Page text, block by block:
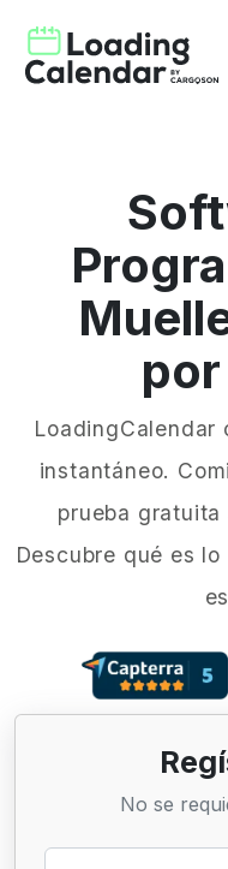
por
LoadingCalendar
instantáneo.
prueba gratuita
Descubre qué es
No se